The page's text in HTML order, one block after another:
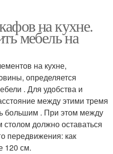
на кухне.
мебель на
на кухне,
определяется
. Для удобства и
между этими тремя
большим . При этом между
должно оставаться
передвижения: как
120 см.